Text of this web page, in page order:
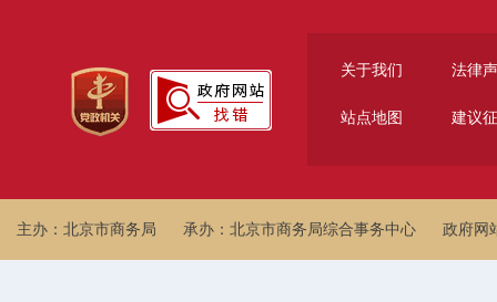
关于我们 法律
站点地图 建议
主办：北京市商务局 承办：北京市商务局综合事务中心 政府网